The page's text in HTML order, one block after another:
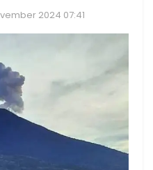
2024 07:41